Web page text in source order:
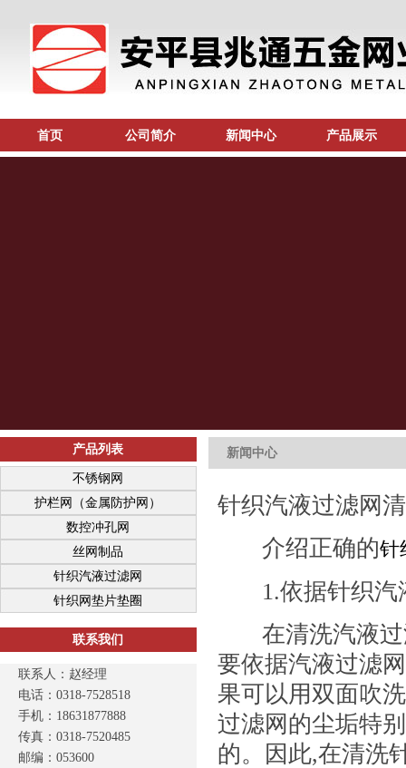
首页 公司简介 新闻中心 产品展示
产品列表
不锈钢网
护栏网（金属防护网）
数控冲孔网
丝网制品
针织汽液过滤网
针织网垫片垫圈
联系我们
联系人：赵经理
电话：0318-7528518
手机：18631877888
传真：0318-7520485
邮编：053600
新闻中心
针织汽液过滤网
介绍正确的针
1.依据针织汽
在清洗汽液过
要依据汽液过滤
果可以用双面吹
过滤网的尘垢特
的。因此,在清洗